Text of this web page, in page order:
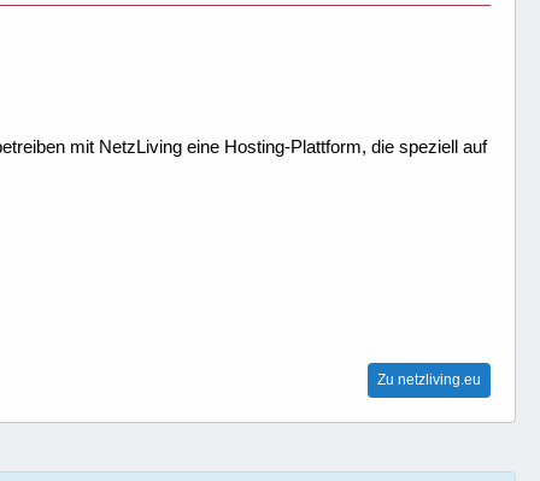
mit NetzLiving eine Hosting-Plattform, die speziell auf
Zu netzliving.eu